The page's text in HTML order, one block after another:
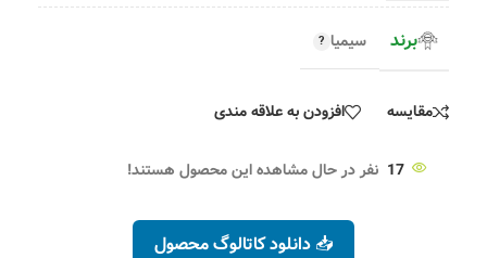
برند سیمیا
مقایسه افزودن به علاقه مندی
17 نفر در حال مشاهده این محصول هستند!
📥 دانلود کاتالوگ محصول